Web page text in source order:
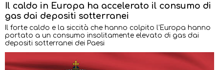
Il caldo in Europa ha accelerato il consumo di
gas dai depositi sotterranei
Il forte caldo e la siccità che hanno colpito l’Europa hanno
portato a un consumo insolitamente elevato di gas dai
depositi sotterranei dei Paesi